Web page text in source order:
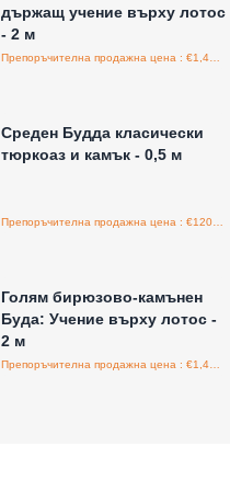
държащ учение върху лотос
- 2 м
Препоръчителна продажна цена : €1,400.00/бройка
Среден Будда класически
тюркоаз и камък - 0,5 м
Препоръчителна продажна цена : €120.00/бройка
Голям бирюзово-камънен
Буда: Учение върху лотос -
2 м
Препоръчителна продажна цена : €1,400.00/бройка